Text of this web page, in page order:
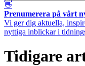
👋
Prenumerera på vårt
Vi ger dig aktuella,
nyttiga inblickar i
Tidigare